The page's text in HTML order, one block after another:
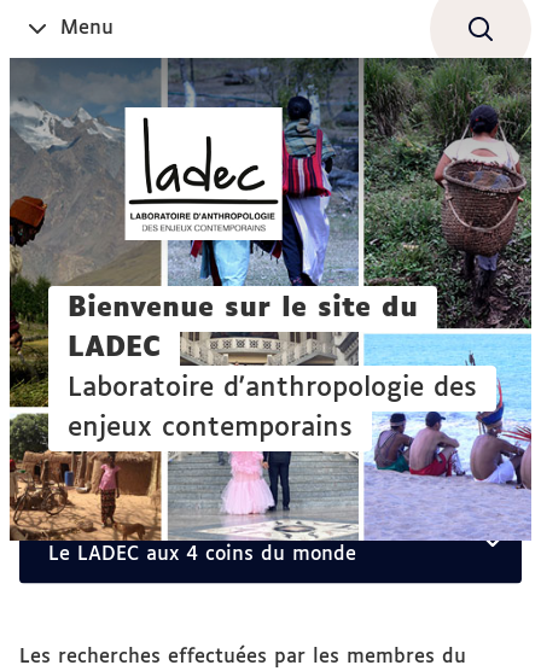
contenu
Ouvrir
le
Menu
Bienvenue sur le site du
LADEC
Laboratoire d'anthropologie des
enjeux contemporains
Vous
êtes
Sur le terrain
Le LADEC aux 4 coins du monde
Les recherches effectuées par les membres du